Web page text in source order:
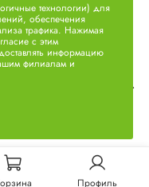
Профиль
технологии) для
обеспечения
трафика. Нажимая
с этим
информацию
филиалам и